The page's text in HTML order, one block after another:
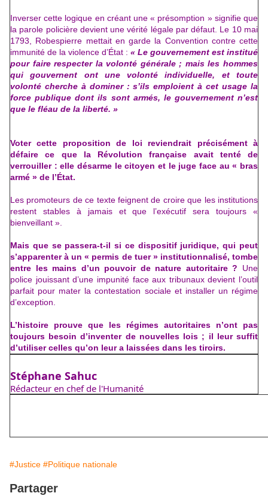
Inverser cette logique en créant une « présomption » signifie que
la parole policière devient une vérité légale par défaut. Le 10 mai
1793, Robespierre mettait en garde la Convention contre cette
immunité de la violence d’État : « Le gouvernement est institué
pour faire respecter la volonté générale ; mais les hommes
qui gouvernent ont une volonté individuelle, et toute
volonté cherche à dominer : s’ils emploient à cet usage la
force publique dont ils sont armés, le gouvernement n’est
que le fléau de la liberté. »
Voter cette proposition de loi reviendrait précisément à
défaire ce que la Révolution française avait tenté de
verrouiller : elle désarme le citoyen et le juge face au « bras
armé » de l’État.
Les promoteurs de ce texte feignent de croire que les institutions
restent stables à jamais et que l’exécutif sera toujours «
bienveillant ».
Mais que se passera-t-il si ce dispositif juridique, qui peut
s’apparenter à un « permis de tuer » institutionnalisé, tombe
entre les mains d’un pouvoir de nature autoritaire ? Une
police jouissant d’une impunité face aux tribunaux devient l’outil
parfait pour mater la contestation sociale et installer un régime
d’exception.
L’histoire prouve que les régimes autoritaires n’ont pas
toujours besoin d’inventer de nouvelles lois ; il leur suffit
d’utiliser celles qu’on leur a laissées dans les tiroirs.
Stéphane Sahuc
Rédacteur en chef de l'Humanité
#Justice #Politique nationale
Partager